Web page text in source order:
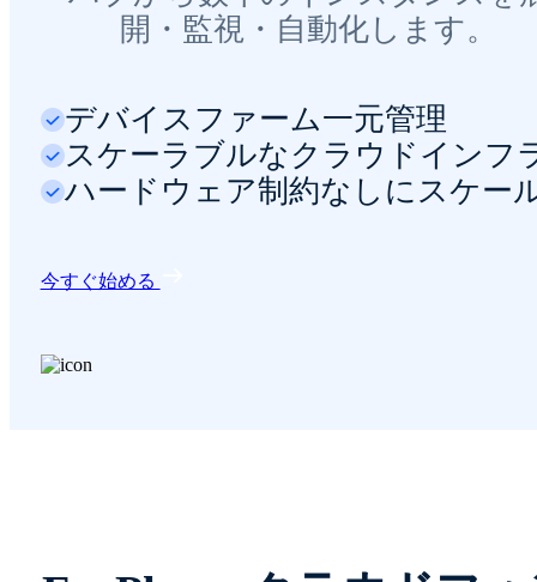
開・監視・自動化します。
デバイスファーム一元管理
スケーラブルなクラウドインフ
ハードウェア制約なしにスケー
今すぐ始める